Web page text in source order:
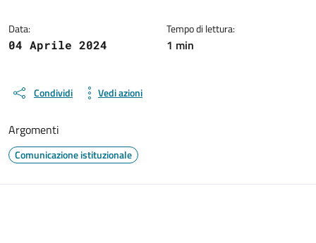
Data:
04 Aprile 2024
Tempo di lettura:
1 min
Condividi Vedi azioni
Argomenti
Comunicazione istituzionale